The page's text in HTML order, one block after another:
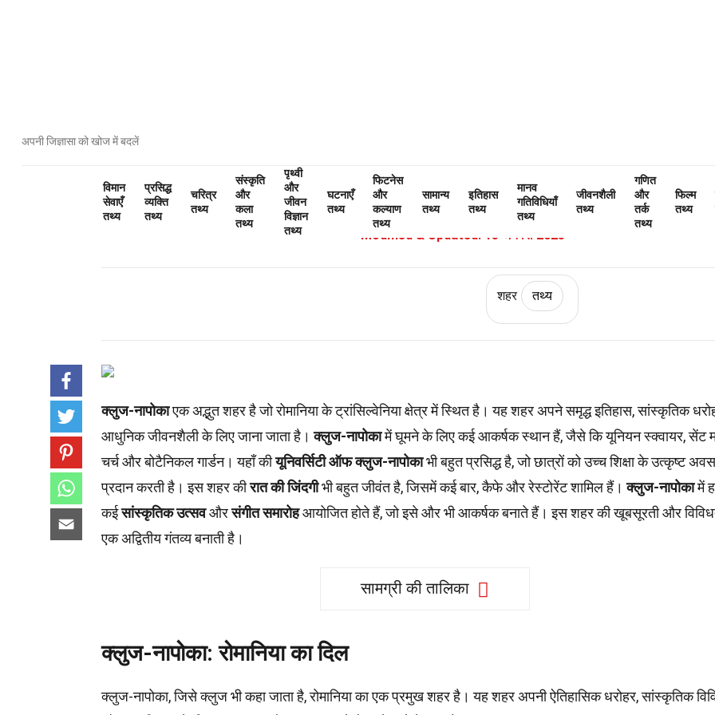
अपनी जिज्ञासा को खोज में बदलें
विमान
सेवाएँ
तथ्य
प्रसिद्ध
व्यक्ति
तथ्य
चरित्र
तथ्य
संस्कृति
और
कला
तथ्य
पृथ्वी
और
जीवन
विज्ञान
तथ्य
घटनाएँ
तथ्य
फिटनेस
और
कल्याण
तथ्य
सामान्य
तथ्य
इतिहास
तथ्य
मानव
गतिविधियाँ
तथ्य
जीवनशैली
तथ्य
गणित
और
तर्क
तथ्य
फिल्म
तथ्य
द्वारा लिखा गया:
Modified & Updated: 15 जनवरी 2025
विशेषज्ञ द्वारा सत्यापित संपादकीय
शहर तथ्य
क्लुज-नापोकाएक अद्भुत शहर है जो रोमानिया के ट्रांसिल्वेनिया क्षेत्र में स्थित है। यह शहर अपने समृद्ध इतिहास, सांस्कृतिक
आधुनिक जीवनशैली के लिए जाना जाता है।क्लुज-नापोकामें घूमने के लिए कई आकर्षक स्थान हैं, जैसे कि यूनियन स्क्वायर, सेंट
चर्च और बोटैनिकल गार्डन। यहाँ कीयूनिवर्सिटी ऑफ क्लुज-नापोकाभी बहुत प्रसिद्ध है, जो छात्रों को उच्च शिक्षा के उत्कृष्ट
प्रदान करती है। इस शहर कीरात की जिंदगीभी बहुत जीवंत है, जिसमें कई बार, कैफे और रेस्टोरेंट शामिल हैं।क्लुज-नापोकामें
कईसांस्कृतिक उत्सवऔरसंगीत समारोहआयोजित होते हैं, जो इसे और भी आकर्षक बनाते हैं। इस शहर की खूबसूरती और
एक अद्वितीय गंतव्य बनाती है।
सामग्री की तालिका
क्लुज-नापोका: रोमानिया का दिल
क्लुज-नापोका, जिसे क्लुज भी कहा जाता है, रोमानिया का एक प्रमुख शहर है। यह शहर अपनी ऐतिहासिक धरोहर, सांस्कृतिक